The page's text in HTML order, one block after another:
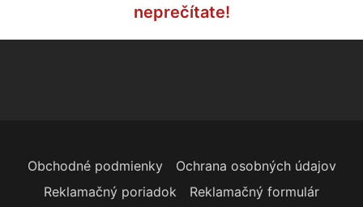
neprečítate!
Obchodné podmienky
Ochrana osobných údajov
Reklamačný poriadok
Reklamačný formulár